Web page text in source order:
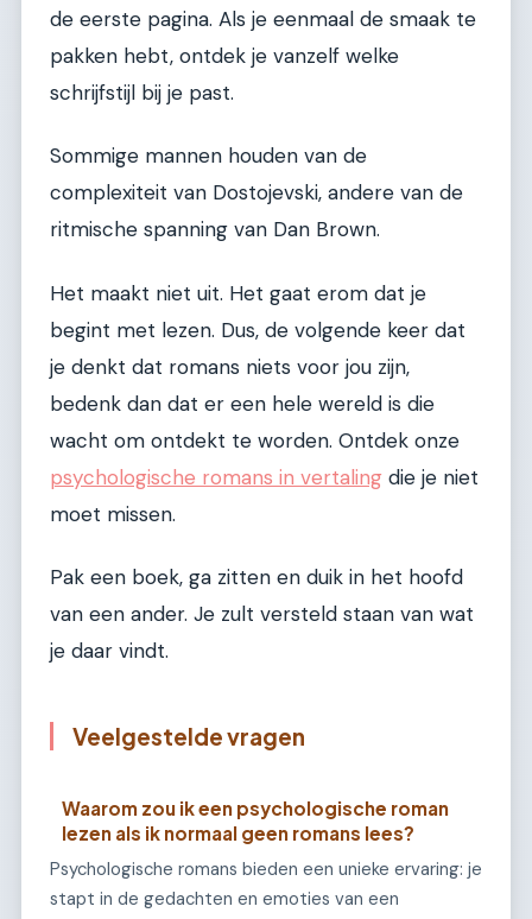
de eerste pagina. Als je eenmaal de smaak te
pakken hebt, ontdek je vanzelf welke
schrijfstijl bij je past.
Sommige mannen houden van de
complexiteit van Dostojevski, andere van de
ritmische spanning van Dan Brown.
Het maakt niet uit. Het gaat erom dat je
begint met lezen. Dus, de volgende keer dat
je denkt dat romans niets voor jou zijn,
bedenk dan dat er een hele wereld is die
wacht om ontdekt te worden. Ontdek onze
psychologische romans in vertaling die je niet
moet missen.
Pak een boek, ga zitten en duik in het hoofd
van een ander. Je zult versteld staan van wat
je daar vindt.
Veelgestelde vragen
Waarom zou ik een psychologische roman
lezen als ik normaal geen romans lees?
Psychologische romans bieden een unieke ervaring: je
stapt in de gedachten en emoties van een